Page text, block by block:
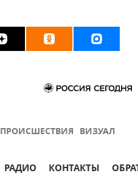
ПРОИСШЕСТВИЯ ВИЗУАЛ
РАДИО КОНТАКТЫ